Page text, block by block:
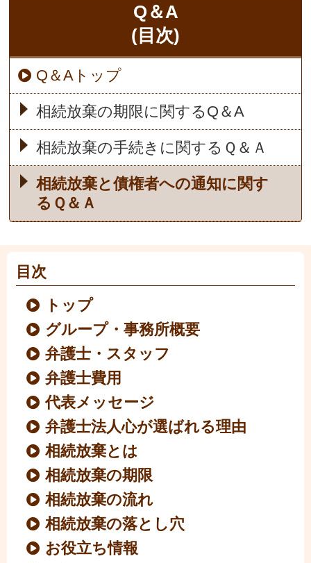
Q＆A
(目次)
Q＆Aトップ
相続放棄の期限に関するQ＆A
相続放棄の手続きに関するＱ＆Ａ
相続放棄と債権者への通知に関す
るＱ＆Ａ
目次
トップ
グループ・事務所概要
弁護士・スタッフ
弁護士費用
代表メッセージ
弁護士法人心が選ばれる理由
相続放棄とは
相続放棄の期限
相続放棄の流れ
相続放棄の落とし穴
お役立ち情報